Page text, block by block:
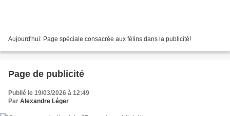
Aujourd'hui: Page spéciale consacrée aux félins dans la publicité!
Page de publicité
Publié le 19/03/2026 à 12:49
Par Alexandre Léger